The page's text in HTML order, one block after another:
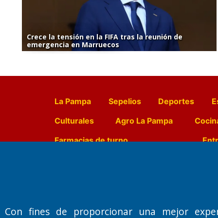
Crece la tensión en la FIFA tras la reunión de
emergencia en Marruecos
La Pampa Sepelios Deportes
Culturales
Agro La Pampa
Farmacias de turno
Primera edición: Domingo 3 de
Miembro de ADIRA,ADEPA y CPPAL
Con fines de proporcionar una mejor